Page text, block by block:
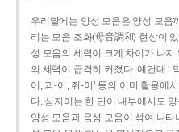
우리말에는 양성 모음은 양성 모음
리는 모음 조화(母音調和) 현상이
성 모음의 세력이 크게 차이가 나
의 세력이 급격히 커졌다. 예컨대 ‘
어, 괴-어, 쥐-어’ 등의 어미 활용에
다. 심지어는 한 단어 내부에서도
양성 모음과 음성 모음이 섞여 나